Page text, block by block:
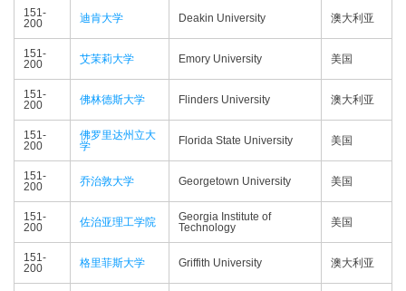
151-
200
迪肯大学 Deakin University 澳大利亚
151-
200
艾茉莉大学 Emory University 美国
151-
200
佛林德斯大学 Flinders University 澳大利亚
151-
200
佛罗里达州立大
学
Florida State University 美国
151-
200
乔治敦大学 Georgetown University 美国
151-
200
佐治亚理工学院
Georgia Institute of
Technology
美国
151-
200
格里菲斯大学 Griffith University 澳大利亚